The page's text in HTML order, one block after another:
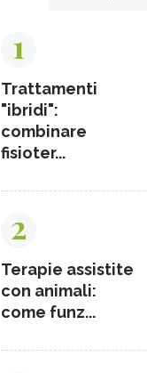
1
Trattamenti
"ibridi":
combinare
fisioter...
2
Terapie assistite
con animali:
come funz...